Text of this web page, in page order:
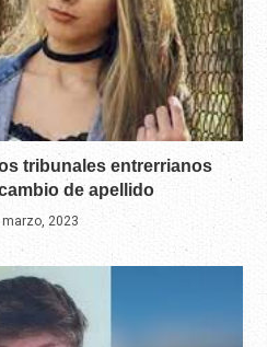
tribunales entrerrianos
de apellido
marzo, 2023